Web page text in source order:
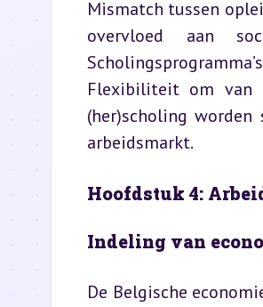
Mismatch tussen
overvloed aan
Flexibiliteit om van
(her)scholing
arbeidsmarkt.
Hoofdstuk 4:
Indeling van
De Belgische